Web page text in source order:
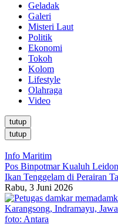
Geladak
Galeri
Misteri Laut
Politik
Ekonomi
Tokoh
Kolom
Lifestyle
Olahraga
Video
tutup
tutup
Info Maritim
Pos Binpotmar Kualuh
Ikan Tenggelam di Perairan
Rabu, 3 Juni 2026